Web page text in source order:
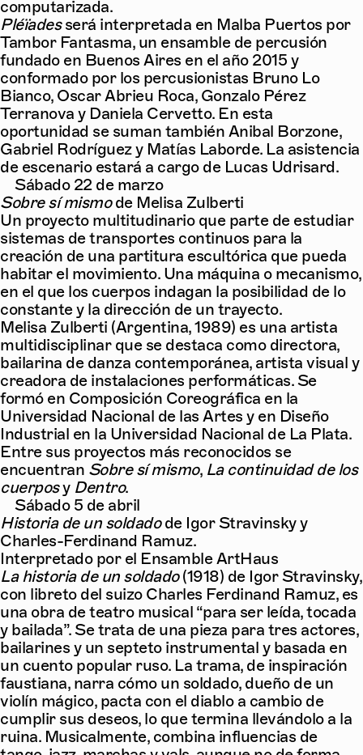
computarizada.
Pléïadesserá interpretada en Malba Puertos por
Tambor Fantasma, un ensamble de percusión
fundado en Buenos Aires en el año 2015 y
conformado por los percusionistas Bruno Lo
Bianco, Oscar Abrieu Roca, Gonzalo Pérez
Terranova y Daniela Cervetto. En esta
oportunidad se suman también Anibal Borzone,
Gabriel Rodríguez y Matías Laborde. La asistencia
de escenario estará a cargo de Lucas Udrisard.
Sábado 22 de marzo
Sobre sí mismode Melisa Zulberti
Un proyecto multitudinario que parte de estudiar
sistemas de transportes continuos para la
creación de una partitura escultórica que pueda
habitar el movimiento. Una máquina o mecanismo,
en el que los cuerpos indagan la posibilidad de lo
constante y la dirección de un trayecto.
Melisa Zulberti (Argentina, 1989) es una artista
multidisciplinar que se destaca como directora,
bailarina de danza contemporánea, artista visual y
creadora de instalaciones performáticas. Se
formó en Composición Coreográfica en la
Universidad Nacional de las Artes y en Diseño
Industrial en la Universidad Nacional de La Plata.
Entre sus proyectos más reconocidos se
encuentran Sobre sí mismo, La continuidad de los
cuerposy Dentro.
Sábado 5 de abril
Historia de un soldadode Igor Stravinsky y
Charles-Ferdinand Ramuz.
Interpretado por el Ensamble ArtHaus
La historia de un soldado(1918) de Igor Stravinsky,
con libreto del suizo Charles Ferdinand Ramuz, es
una obra de teatro musical “para ser leída, tocada
y bailada”. Se trata de una pieza para tres actores,
bailarines y un septeto instrumental y basada en
un cuento popular ruso. La trama, de inspiración
faustiana, narra cómo un soldado, dueño de un
violín mágico, pacta con el diablo a cambio de
cumplir sus deseos, lo que termina llevándolo a la
ruina. Musicalmente, combina influencias de